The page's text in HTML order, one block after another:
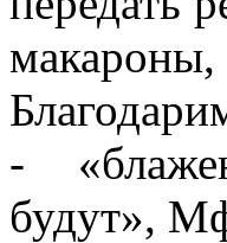
макароны,
-
будут»,